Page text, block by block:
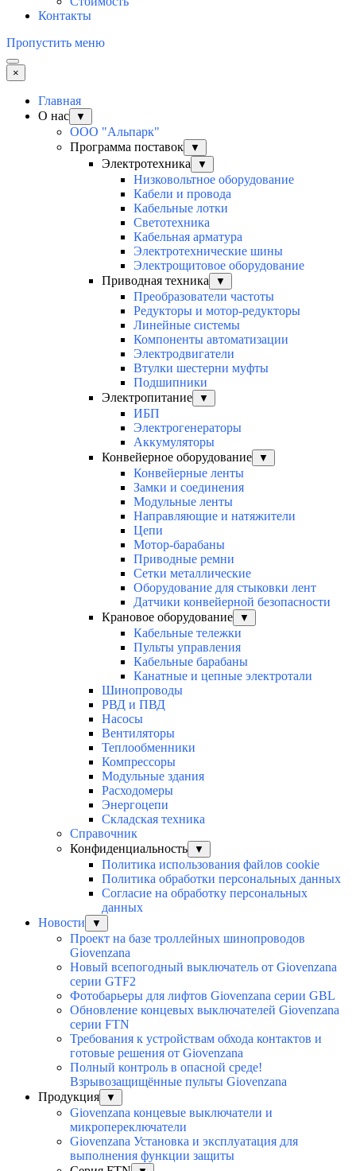
Контакты
Пропустить меню
×
Главная
О нас
▼
ООО "Альпарк"
Программа поставок
▼
Электротехника ▼
Низковольтное оборудование
Кабели и провода
Кабельные лотки
Светотехника
Кабельная арматура
Электротехнические шины
Электрощитовое оборудование
Приводная техника
▼
Преобразователи частоты
Редукторы и мотор-редукторы
Линейные системы
Компоненты автоматизации
Электродвигатели
Втулки шестерни муфты
Подшипники
Электропитание
▼
ИБП
Электрогенераторы
Аккумуляторы
Конвейерное оборудование
▼
Конвейерные ленты
Замки и соединения
Модульные ленты
Направляющие и натяжители
Цепи
Мотор-барабаны
Приводные ремни
Сетки металлические
Оборудование для стыковки лент
Датчики конвейерной безопасности
Крановое оборудование
▼
Кабельные тележки
Пульты управления
Кабельные барабаны
Канатные и цепные электротали
Шинопроводы
РВД и ПВД
Насосы
Вентиляторы
Теплообменники
Компрессоры
Модульные здания
Расходомеры
Энергоцепи
Складская техника
Справочник
Конфиденциальность
▼
Политика использования файлов cookie
Политика обработки персональных данных
Согласие на обработку персональных
данных
Новости
▼
Проект на базе троллейных шинопроводов
Giovenzana
Новый всепогодный выключатель от Giovenzana
серии GTF2
Фотобарьеры для лифтов Giovenzana серии GBL
Обновление концевых выключателей Giovenzana
серии FTN
Требования к устройствам обхода контактов и
готовые решения от Giovenzana
Полный контроль в опасной среде!
Взрывозащищённые пульты Giovenzana
Продукция
▼
Giovenzana концевые выключатели и
микропереключатели
Giovenzana Установка и эксплуатация для
выполнения функции защиты